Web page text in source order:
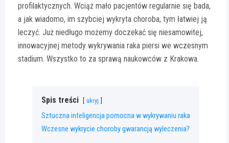
profilaktycznych. Wciąż mało pacjentów regularnie się bada,
a jak wiadomo, im szybciej wykryta choroba, tym łatwiej ją
leczyć. Już niedługo możemy doczekać się niesamowitej,
innowacyjnej metody wykrywania raka piersi we wczesnym
stadium. Wszystko to za sprawą naukowców z Krakowa.
Spis treści ukryj
Sztuczna inteligencja pomocna w wykrywaniu raka
Wczesne wykrycie choroby gwarancją wyleczenia?